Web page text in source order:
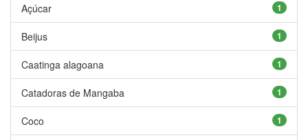
1
Açúcar
1
Beijus
1
Caatinga alagoana
1
Catadoras de Mangaba
1
Coco